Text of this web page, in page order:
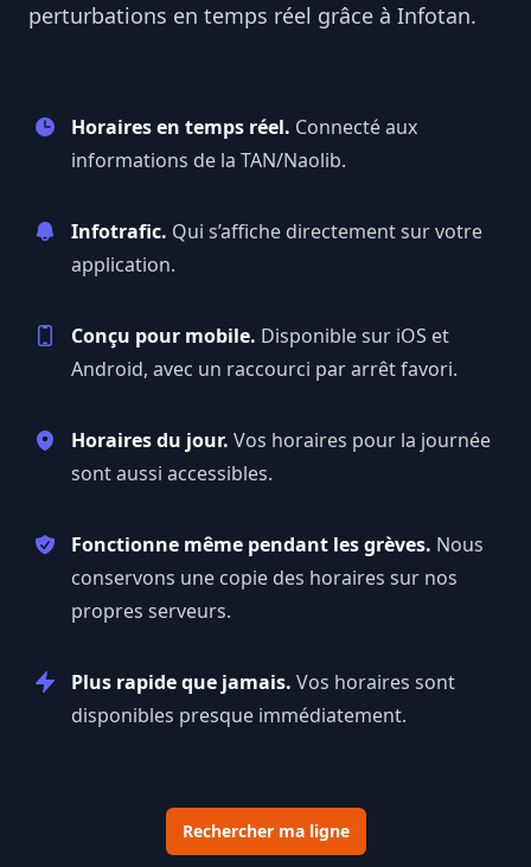
perturbations en temps réel grâce à Infotan.
Horaires en temps réel. Connecté aux
informations de la TAN/Naolib.
Infotrafic. Qui s’affiche directement sur votre
application.
Conçu pour mobile. Disponible sur iOS et
Android, avec un raccourci par arrêt favori.
Horaires du jour. Vos horaires pour la journée
sont aussi accessibles.
Fonctionne même pendant les grèves. Nous
conservons une copie des horaires sur nos
propres serveurs.
Plus rapide que jamais. Vos horaires sont
disponibles presque immédiatement.
Rechercher ma ligne